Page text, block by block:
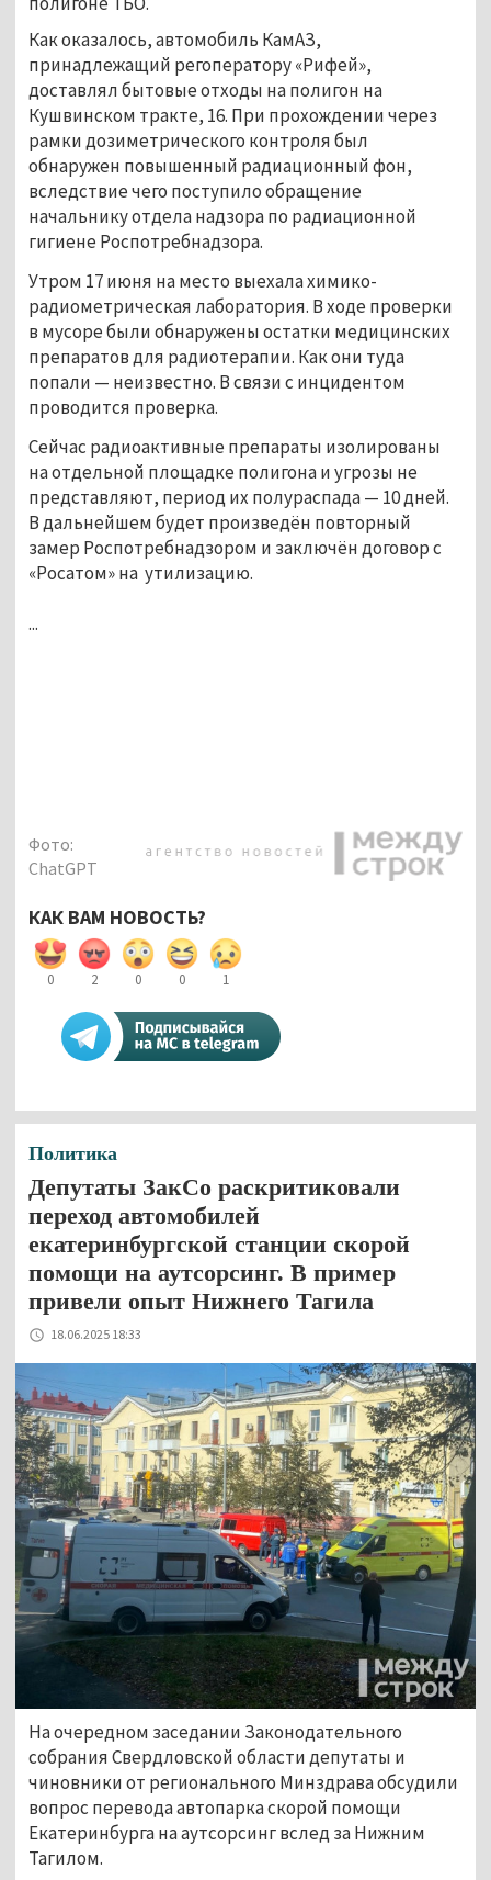
Как оказалось, автомобиль КамАЗ,
принадлежащий регоператору «Рифей»,
доставлял бытовые отходы на полигон на
Кушвинском тракте, 16. При прохождении через
рамки дозиметрического контроля был
обнаружен повышенный радиационный фон,
вследствие чего поступило обращение
начальнику отдела надзора по радиационной
гигиене Роспотребнадзора.
Утром 17 июня на место выехала химико-
радиометрическая лаборатория. В ходе проверки
в мусоре были обнаружены остатки медицинских
препаратов для радиотерапии. Как они туда
попали — неизвестно. В связи с инцидентом
проводится проверка.
Сейчас радиоактивные препараты изолированы
на отдельной площадке полигона и угрозы не
представляют, период их полураспада — 10 дней.
В дальнейшем будет произведён повторный
замер Роспотребнадзором и заключён договор с
«Росатом» на  утилизацию.
...
Фото:
ChatGPT
КАК ВАМ НОВОСТЬ?
0 2 0 0 1
Политика
Депутаты ЗакСо раскритиковали
переход автомобилей
екатеринбургской станции скорой
помощи на аутсорсинг. В пример
привели опыт Нижнего Тагила
18.06.2025 18:33
На очередном заседании Законодательного
собрания Свердловской области депутаты и
чиновники от регионального Минздрава обсудили
вопрос перевода автопарка скорой помощи
Екатеринбурга на аутсорсинг вслед за Нижним
Тагилом.